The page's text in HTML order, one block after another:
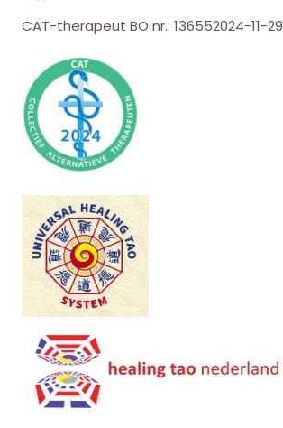
CAT-therapeut BO nr.: 136552024-11-29